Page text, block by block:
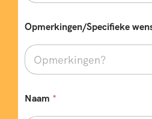
Opmerkingen/Specifieke
Naam *